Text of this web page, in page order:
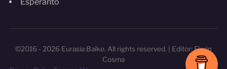
©2016 - 2026 Eurasia Baike. All rights reserved. | Editor: Florin
Cosma